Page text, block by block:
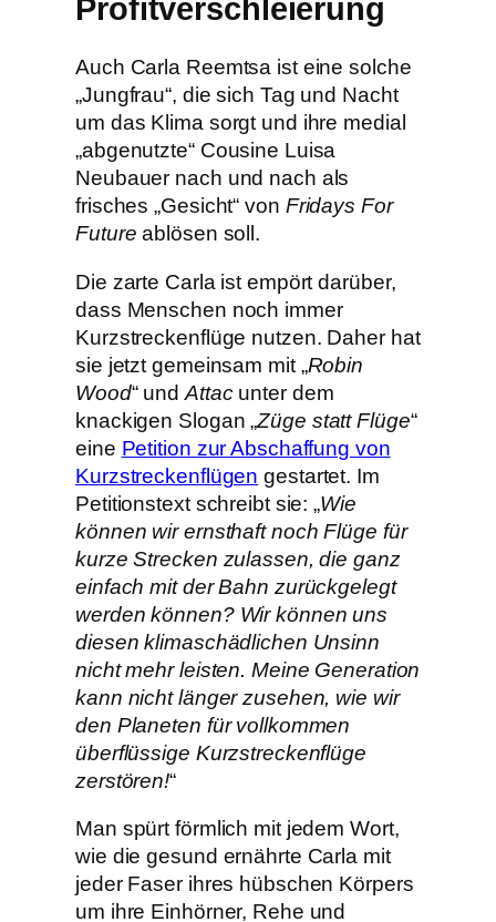
Profitverschleierung
Auch Carla Reemtsa ist eine solche
„Jungfrau“, die sich Tag und Nacht
um das Klima sorgt und ihre medial
„abgenutzte“ Cousine Luisa
Neubauer nach und nach als
frisches „Gesicht“ von Fridays For
Future ablösen soll.
Die zarte Carla ist empört darüber,
dass Menschen noch immer
Kurzstreckenflüge nutzen. Daher hat
sie jetzt gemeinsam mit „Robin
Wood“ undAttacunter dem
knackigen Slogan „Züge statt Flüge“
eine Petition zur Abschaffung von
Kurzstreckenflügen gestartet. Im
Petitionstext schreibt sie: „Wie
können wir ernsthaft noch Flüge für
kurze Strecken zulassen, die ganz
einfach mit der Bahn zurückgelegt
werden können? Wir können uns
diesen klimaschädlichen Unsinn
nicht mehr leisten. Meine Generation
kann nicht länger zusehen, wie wir
den Planeten für vollkommen
überflüssige Kurzstreckenflüge
zerstören!“
Man spürt förmlich mit jedem Wort,
wie die gesund ernährte Carla mit
jeder Faser ihres hübschen Körpers
um ihre Einhörner, Rehe und